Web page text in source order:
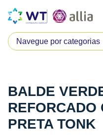
BALDE
REFORCADO
PRETA TONK